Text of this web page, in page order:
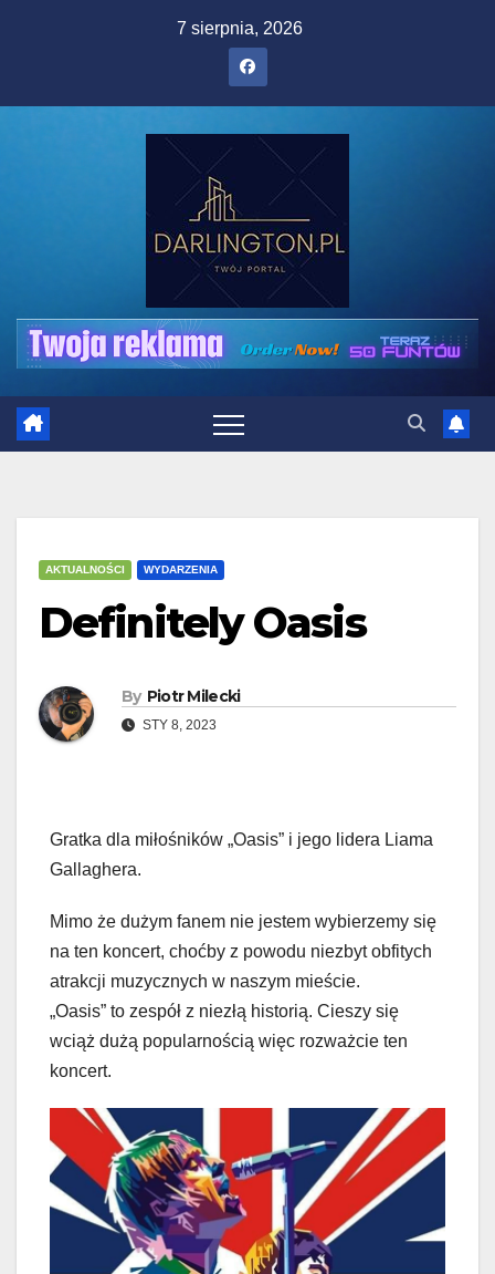
7 sierpnia, 2026
AKTUALNOŚCI WYDARZENIA
Definitely Oasis
By Piotr Milecki
STY 8, 2023
Gratka dla miłośników „Oasis” i jego lidera Liama
Gallaghera.
Mimo że dużym fanem nie jestem wybierzemy się
na ten koncert, choćby z powodu niezbyt obfitych
atrakcji muzycznych w naszym mieście.
„Oasis” to zespół z niezłą historią. Cieszy się
wciąż dużą popularnością więc rozważcie ten
koncert.